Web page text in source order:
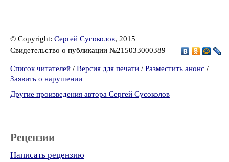
© Copyright: Сергей Сусоколов, 2015
Свидетельство о публикации №215033000389
Список читателей / Версия для печати / Разместить анонс /
Заявить о нарушении
Другие произведения автора Сергей Сусоколов
Рецензии
Написать рецензию